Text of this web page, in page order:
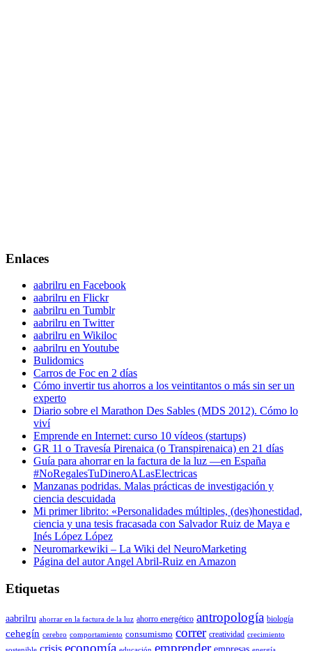
Enlaces
aabrilru en Facebook
aabrilru en Flickr
aabrilru en Tumblr
aabrilru en Twitter
aabrilru en Wikiloc
aabrilru en Youtube
Bulidomics
Carros de Foc en 2 días
Cómo invertir tus ahorros a los veintitantos o más sin ser un
experto
Diario sobre el Marathon Des Sables (MDS 2012). Cómo lo
viví
Emprende en Internet: curso 10 vídeos (startups)
GR 11 o Travesía Pirenaica (o Transpirenaica) en 21 días
Guía para ahorrar en la factura de la luz —en España
#NoRegalesTuDineroALasElectricas
Manzanas podridas. Malas prácticas de investigación y
ciencia descuidada
Mi primer librito: «Personalidades múltiples, (des)honestidad,
ciencia y una tesis fracasada con Salvador Ruiz de Maya e
Inés López López
Neuromarkewiki – La Wiki del NeuroMarketing
Página del autor Angel Abril-Ruiz en Amazon
Etiquetas
aabrilru ahorrar en la factura de la luz ahorro energético antropología biología
cehegín cerebro comportamiento consumismo correr creatividad crecimiento
crisis economía emprender